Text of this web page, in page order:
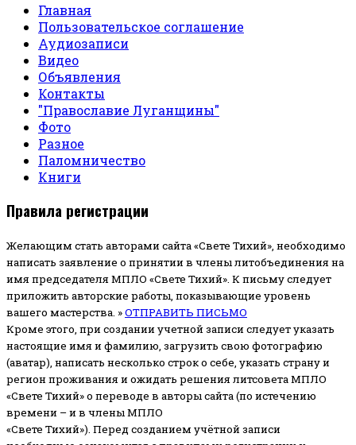
Главная
Пользовательское соглашение
Аудиозаписи
Видео
Объявления
Контакты
"Православие Луганщины"
Фото
Разное
Паломничество
Книги
Правила регистрации
Желающим стать авторами сайта «Свете Тихий», необходимо
написать заявление о принятии в члены литобъединения на
имя председателя МПЛО «Свете Тихий». К письму следует
приложить авторские работы, показывающие уровень
вашего мастерства. »ОТПРАВИТЬ ПИСЬМО
Кроме этого, при создании учетной записи следует указать
настоящие имя и фамилию, загрузить свою фотографию
(аватар), написать несколько строк о себе, указать страну и
регион проживания и ожидать решения литсовета МПЛО
«Свете Тихий» о переводе в авторы сайта (по истечению
времени – и в члены МПЛО
«Свете Тихий»). Перед созданием учётной записи